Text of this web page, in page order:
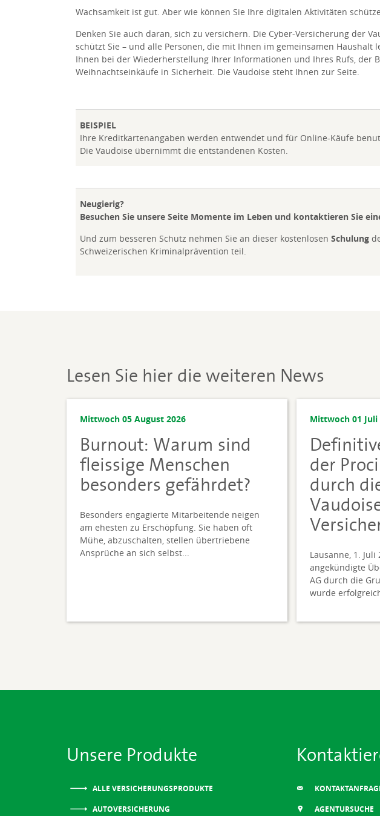
Wachsamkeit ist gut. Aber wie können Sie Ihre digitalen Aktivitäten
Denken Sie auch daran, sich zu versichern. Die Cyber-Versicherung der
schützt Sie – und alle Personen, die mit Ihnen im gemeinsamen
Ihnen bei der Wiederherstellung Ihrer Informationen und Ihres Rufs, der
Weihnachtseinkäufe in Sicherheit. Die Vaudoise steht Ihnen zur Seite.
BEISPIEL
Ihre Kreditkartenangaben werden entwendet und für Online-Käufe
Die Vaudoise übernimmt die entstandenen Kosten.
Neugierig?
Besuchen Sie unsere Seite Momente im Leben und kontaktieren Sie
Und zum besseren Schutz nehmen Sie an dieser kostenlosen Schulung
Schweizerischen Kriminalprävention teil.
Lesen Sie hier die weiteren News
Mittwoch 05 August 2026
Burnout: Warum sind
fleissige Menschen
besonders gefährdet?
Besonders engagierte Mitarbeitende neigen
am ehesten zu Erschöpfung. Sie haben oft
Mühe, abzuschalten, stellen übertriebene
Ansprüche an sich selbst...
Mittwoch 01 Juli
der
durch
Lausanne, 1. Juli
angekündigte
AG durch die
wurde
Unsere Produkte
ALLE VERSICHERUNGSPRODUKTE
AUTOVERSICHERUNG
AGENTURSUCHE